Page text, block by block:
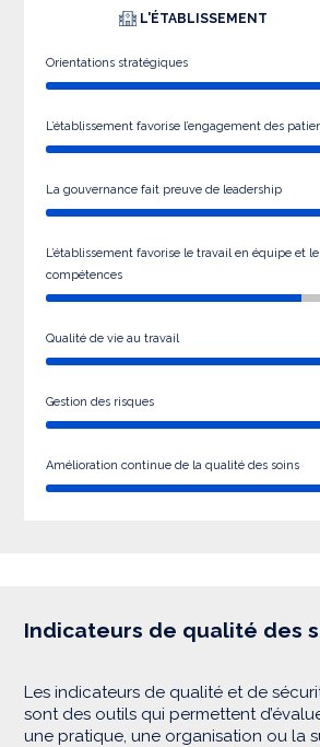
L'ÉTABLISSEMENT
Orientations stratégiques
L’établissement favorise l’engagement des
La gouvernance fait preuve de leadership
L’établissement favorise le travail en équipe et
compétences
Qualité de vie au travail
Gestion des risques
Amélioration continue de la qualité des soins
Indicateurs de qualité des
Les indicateurs de qualité et de
sont des outils qui permettent
une pratique, une organisation ou la